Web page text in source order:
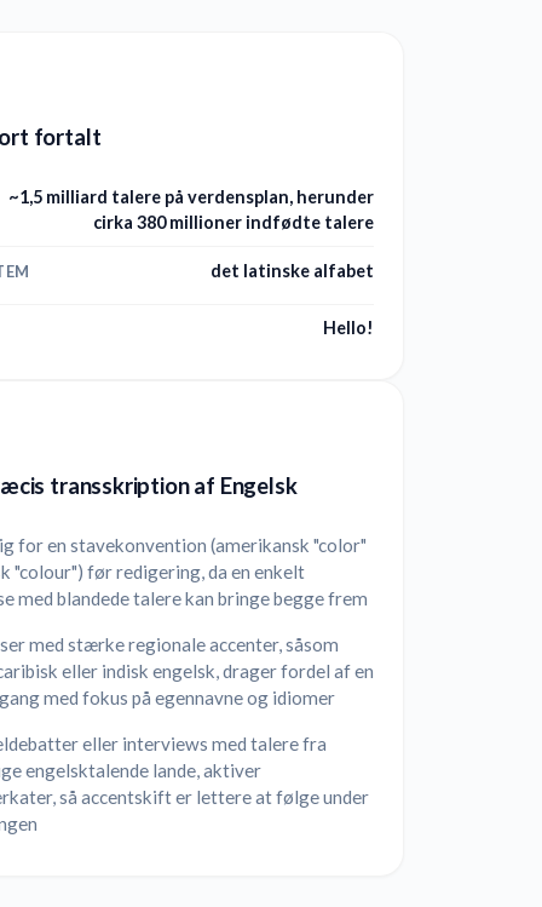
fortalt
~1,5 milliard talere på verdensplan, herunder
cirka 380 millioner indfødte talere
det latinske alfabet
Hello!
transskription af Engelsk
for en stavekonvention (amerikansk "color"
"colour") før redigering, da en enkelt
med blandede talere kan bringe begge frem
med stærke regionale accenter, såsom
eller indisk engelsk, drager fordel af en
med fokus på egennavne og idiomer
eller interviews med talere fra
engelsktalende lande, aktiver
så accentskift er lettere at følge under